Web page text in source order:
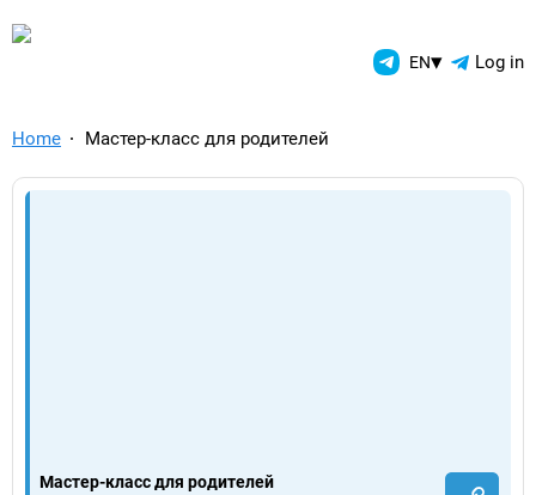
TelegramAds.com — EN▾ Log in
Home Мастер-класс для родителей
Мастер-класс для родителей